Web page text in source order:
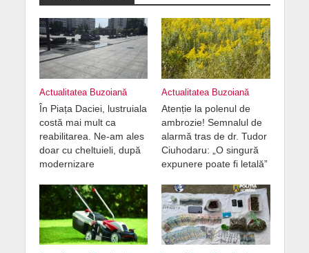
Actualitatea Buzoiană
În Piața Daciei, lustruiala
costă mai mult ca
reabilitarea. Ne-am ales
doar cu cheltuieli, după
modernizare
Actualitatea Buzoiană
Atenție la polenul de
ambrozie! Semnalul de
alarmă tras de dr. Tudor
Ciuhodaru: „O singură
expunere poate fi letală”